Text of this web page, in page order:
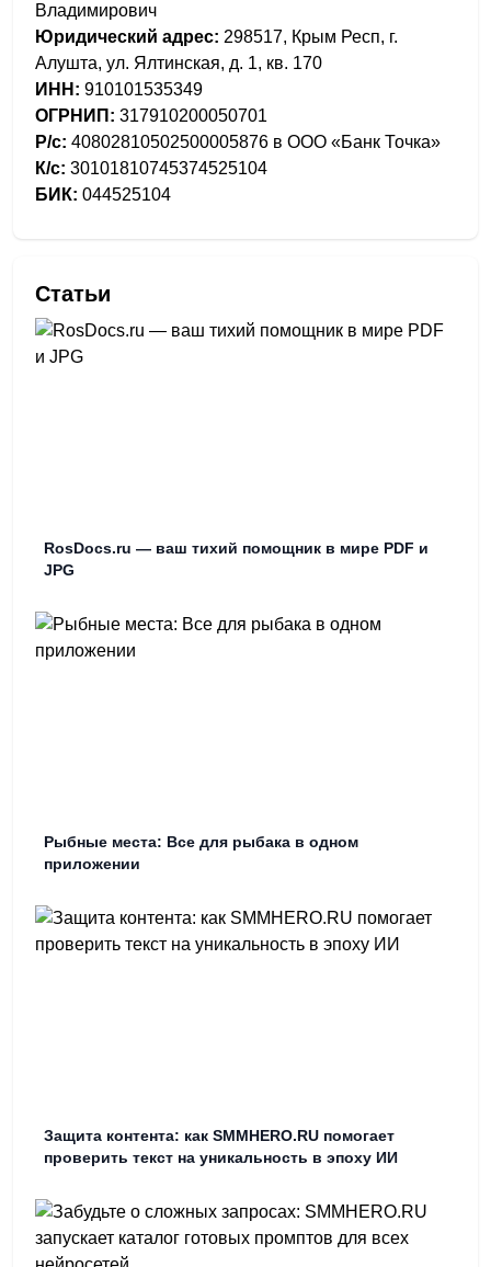
Владимирович
Юридический адрес: 298517, Крым Респ, г.
Алушта, ул. Ялтинская, д. 1, кв. 170
ИНН: 910101535349
ОГРНИП: 317910200050701
Р/с: 40802810502500005876 в ООО «Банк Точка»
К/с: 30101810745374525104
БИК: 044525104
Статьи
RosDocs.ru — ваш тихий помощник в мире PDF и
JPG
Рыбные места: Все для рыбака в одном
приложении
Защита контента: как SMMHERO.RU помогает
проверить текст на уникальность в эпоху ИИ